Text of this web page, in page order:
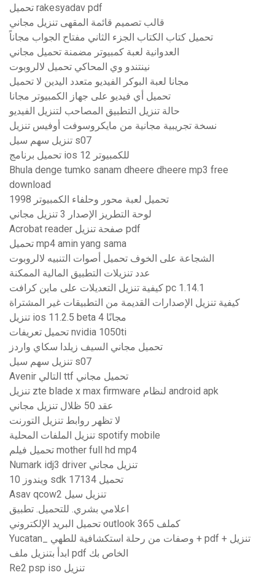
تحميل rakesyadav pdf
قالب تصميم قائمة المقهى تنزيل مجاني
تحميل كتاب الكتاب الجزء الثاني مفتاح الجواب مجاناً
العدوانية لعبة كمبيوتر مضمنة تحميل مجاني
نينتندو وي المحاكي تحميل لالروبوت
مجانا لعبة البوكر الفيديو متعدد اليدين لا تحميل
تحميل أي فيديو على جهاز الكمبيوتر مجانا
حالة تنزيل التطبيق المصاحب لتنزيل الفيديو
نسخة تجريبية مجانية من مايكروسوفت أوفيس تنزيل
تنزيل سهم سيل s07
تحميل برنامج ios 12 للكمبيوتر
Bhula denge tumko sanam dheere dheere mp3 free
download
تحميل لعبة محور وحلفاء الكمبيوتر 1998
لوحة التطريز الإصدار 3 تنزيل مجاني
Acrobat reader صفحة تنزيل pdf
تحميل mp4 amin yang sama
الشجاعة على الخوف تحميل أصوات التنبيه لالروبوت
عدد تنزيلات التطبيق المالية الممكنة
كيفية تنزيل التعديلات على ماين كرافت pc 1.14.1
كيفية تنزيل الإصدارات القديمة من التطبيقات غير المشتراة
تنزيل ios 11.2.5 beta 4 مجانًا
تحميل تعريفات nvidia 1050ti
تحميل مجاني السيف زيلدا سكاي واردز
تنزيل سهم سيل s07
Avenir التالي ttf تحميل مجاني
تنزيل zte blade x max firmware لنظام android apk
عقد 50 ظلال تنزيل مجاني
لا تظهر روابط تنزيل التورنت
تنزيل الملفات المحلية spotify mobile
تحميل فيلم mother full hd mp4
Numark idj3 driver تنزيل مجاني
ويندوز 10 sdk 17134 تحميل
Asav qcow2 تنزيل سيل
اعلامي بشري. للتحميل. تطبيق
تحميل البريد الإلكتروني outlook 365 كملف
Yucatan_ وصفات من رحلة استكشافية للطهي + pdf + تنزيل
ابدأ بتنزيل ملف pdf الخاص بك
Re2 psp iso تنزيل